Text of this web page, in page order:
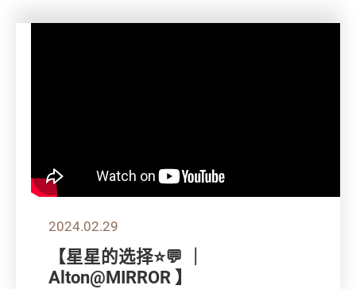
2024.02.29
【星星的选择⭐💬 ｜
Alton@MIRROR 】